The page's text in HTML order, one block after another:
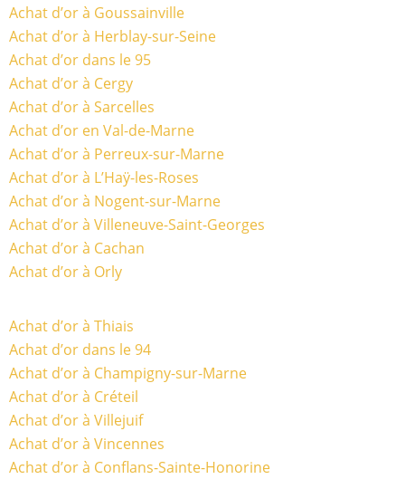
Achat d’or à Goussainville
Achat d’or à Herblay-sur-Seine
Achat d’or dans le 95
Achat d’or à Cergy
Achat d’or à Sarcelles
Achat d’or en Val-de-Marne
Achat d’or à Perreux-sur-Marne
Achat d’or à L’Haÿ-les-Roses
Achat d’or à Nogent-sur-Marne
Achat d’or à Villeneuve-Saint-Georges
Achat d’or à Cachan
Achat d’or à Orly
Achat d’or à Thiais
Achat d’or dans le 94
Achat d’or à Champigny-sur-Marne
Achat d’or à Créteil
Achat d’or à Villejuif
Achat d’or à Vincennes
Achat d’or à Conflans-Sainte-Honorine